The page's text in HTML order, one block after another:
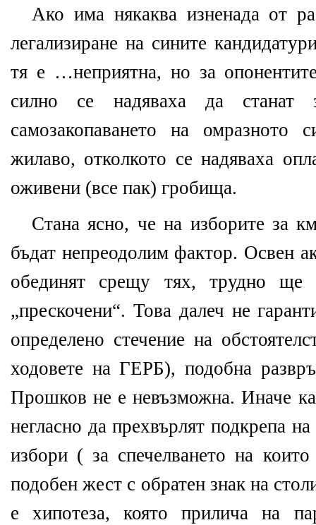
Ако има някаква изненада от
легализиране на сините
тя е …неприятна, но за
силно се надяваха да станат
самозакопаването на
жилаво, отколкото се надяваха
оживени (все пак) гробища.
Стана ясно, че на изборите за
бъдат непреодолим фактор. Освен
обединят срещу тях, трудно ще
„прескочени“. Това далеч не
определено стечение на
ходовете на ГЕРБ), подобна
Прошков не е невъзможна. Иначе
негласно да прехвърлят подкрепа
избори ( за спечелването на
подобен жест с обратен знак на
е хипотеза, която прилича на